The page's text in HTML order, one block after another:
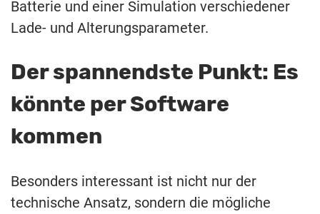
Batterie und einer Simulation verschiedener
Lade- und Alterungsparameter.
Der spannendste Punkt: Es
könnte per Software
kommen
Besonders interessant ist nicht nur der
technische Ansatz, sondern die mögliche